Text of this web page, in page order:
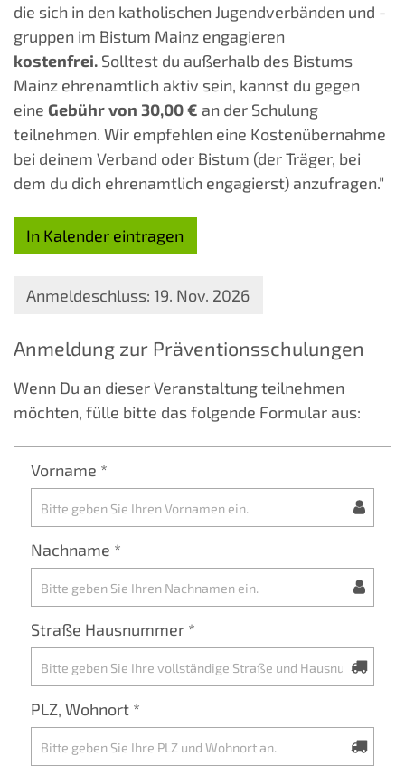
die sich in den katholischen Jugendverbänden und -
gruppen im Bistum Mainz engagieren
kostenfrei. Solltest du außerhalb des Bistums
Mainz ehrenamtlich aktiv sein, kannst du gegen
eine Gebühr von 30,00 € an der Schulung
teilnehmen. Wir empfehlen eine Kostenübernahme
bei deinem Verband oder Bistum (der Träger, bei
dem du dich ehrenamtlich engagierst) anzufragen."
In Kalender eintragen
Anmeldeschluss: 19. Nov. 2026
Anmeldung zur Präventionsschulungen
Wenn Du an dieser Veranstaltung teilnehmen
möchten, fülle bitte das folgende Formular aus:
Vorname *
Nachname *
Straße Hausnummer *
PLZ, Wohnort *